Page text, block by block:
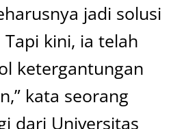
jadi solusi
kini, ia telah
ketergantungan
kata seorang
dari Universitas